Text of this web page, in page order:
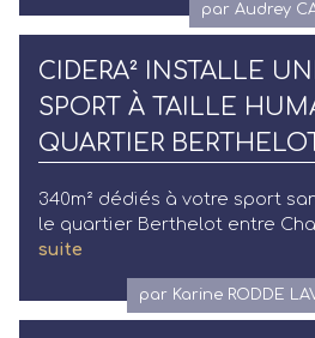
par Audrey
CIDERA² INSTALLE
SPORT À TAILLE
QUARTIER
340m² dédiés à votre sport
le quartier Berthelot entre
suite
par Karine RODDE